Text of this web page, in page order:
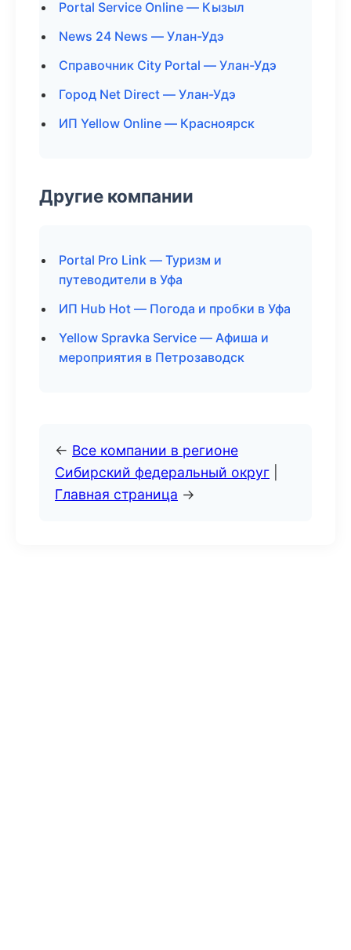
Portal Service Online — Кызыл
News 24 News — Улан-Удэ
Справочник City Portal — Улан-Удэ
Город Net Direct — Улан-Удэ
ИП Yellow Online — Красноярск
Другие компании
Portal Pro Link — Туризм и
путеводители в Уфа
ИП Hub Hot — Погода и пробки в Уфа
Yellow Spravka Service — Афиша и
мероприятия в Петрозаводск
← Все компании в регионе
Сибирский федеральный округ
Главная страница →